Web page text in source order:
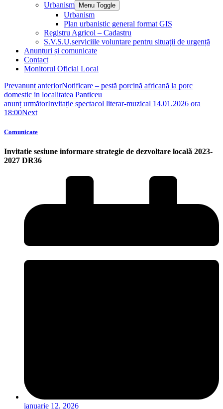
Urbanism
Menu Toggle
Urbanism
Plan urbanistic general format GIS
Registru Agricol – Cadastru
S.V.S.U.serviciile voluntare pentru situații de urgență
Anunțuri și comunicate
Contact
Monitorul Oficial Local
Prevanunț anteriorNotificare – pestă porcină africană la porc
domestic in localitatea Panticeu
anunț următorInvitație spectacol literar-muzical 14.01.2026 ora
18:00Next
Comunicate
Invitatie sesiune informare strategie de dezvoltare locală 2023-
2027 DR36
ianuarie 12, 2026